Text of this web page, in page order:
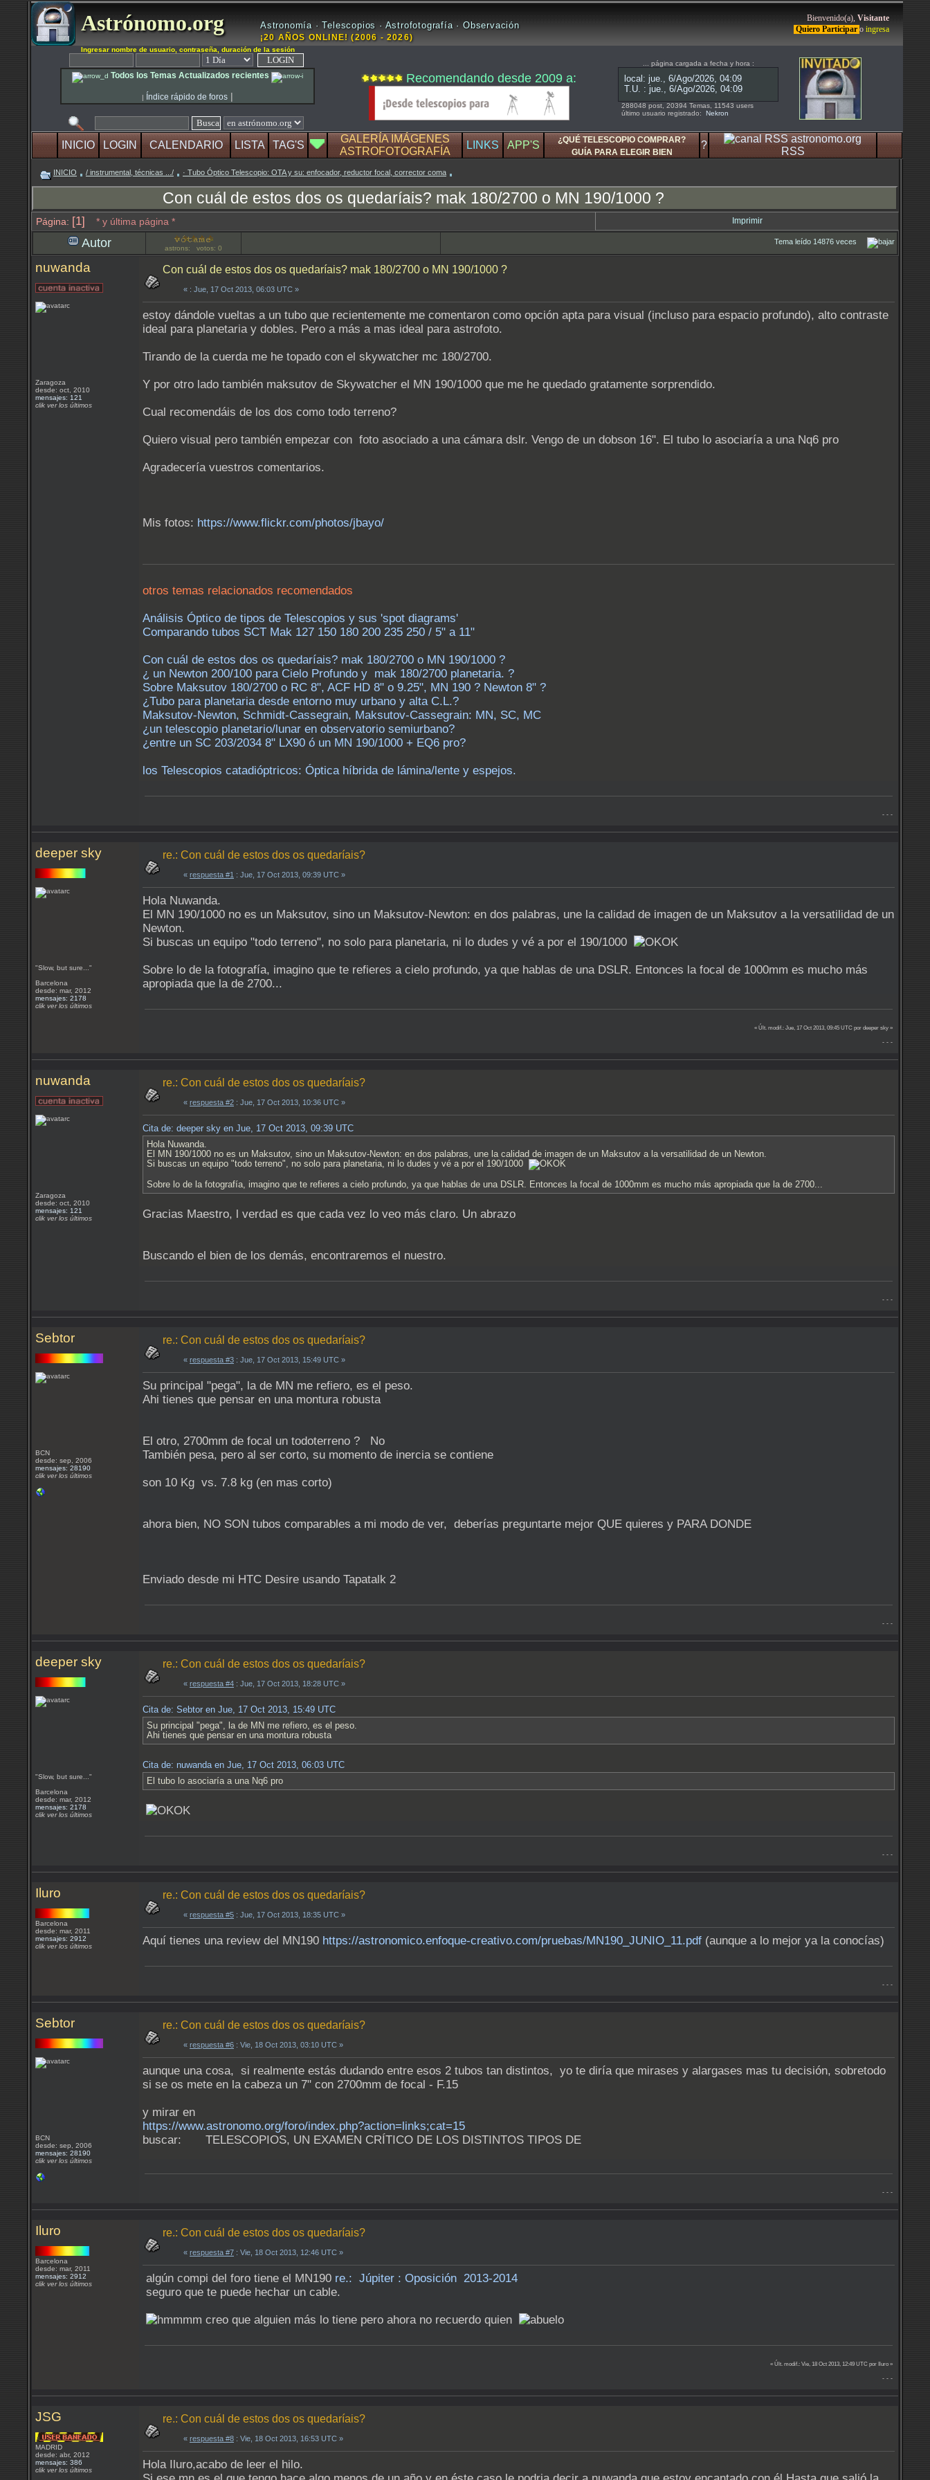
Astrónomo.org Astronomía · Telescopios · Astrofotografía · Observación
¡20 AÑOS ONLINE! (2006 - 2026)
Bienvenido(a), Visitante
Quiero Participar o ingresa
Ingresar nombre de usuario, contraseña, duración de la sesión
Todos los Temas Actualizados recientes
| Índice rápido de foros |
Recomendando desde 2009 a:
... página cargada a fecha y hora :
288048 post, 20394 Temas, 11543 users
último usuario registrado: Nekron
INICIO LOGIN CALENDARIO LISTA TAG'S
GALERÍA IMÁGENES
ASTROFOTOGRAFÍA
LINKS APP'S
¿QUÉ TELESCOPIO COMPRAR?
GUÍA PARA ELEGIR BIEN
?
RSS
INICIO / instrumental, técnicas .../ · Tubo Óptico Telescopio: OTA y su: enfocador, reductor focal, corrector coma
Con cuál de estos dos os quedaríais? mak 180/2700 o MN 190/1000 ?
Página: [1] * y última página * Imprimir
Autor astrons: votos: 0
Tema leído 14876 veces
nuwanda
Zaragoza
desde: oct, 2010
mensajes: 121
clik ver los últimos
Con cuál de estos dos os quedaríais? mak 180/2700 o MN 190/1000 ?
« : Jue, 17 Oct 2013, 06:03 UTC »
estoy dándole vueltas a un tubo que recientemente me comentaron como opción apta para visual (incluso para espacio profundo), alto contraste
ideal para planetaria y dobles. Pero a más a mas ideal para astrofoto.
Tirando de la cuerda me he topado con el skywatcher mc 180/2700.
Y por otro lado también maksutov de Skywatcher el MN 190/1000 que me he quedado gratamente sorprendido.
Cual recomendáis de los dos como todo terreno?
Quiero visual pero también empezar con foto asociado a una cámara dslr. Vengo de un dobson 16". El tubo lo asociaría a una Nq6 pro
Agradecería vuestros comentarios.
Mis fotos: https://www.flickr.com/photos/jbayo/
otros temas relacionados recomendados
Análisis Óptico de tipos de Telescopios y sus 'spot diagrams'
Comparando tubos SCT Mak 127 150 180 200 235 250 / 5" a 11"
Con cuál de estos dos os quedaríais? mak 180/2700 o MN 190/1000 ?
¿ un Newton 200/100 para Cielo Profundo y mak 180/2700 planetaria. ?
Sobre Maksutov 180/2700 o RC 8", ACF HD 8" o 9.25", MN 190 ? Newton 8" ?
¿Tubo para planetaria desde entorno muy urbano y alta C.L.?
Maksutov-Newton, Schmidt-Cassegrain, Maksutov-Cassegrain: MN, SC, MC
¿un telescopio planetario/lunar en observatorio semiurbano?
¿entre un SC 203/2034 8" LX90 ó un MN 190/1000 + EQ6 pro?
los Telescopios catadióptricos: Óptica híbrida de lámina/lente y espejos.
- - -
deeper sky
"Slow, but sure..."
Barcelona
desde: mar, 2012
mensajes: 2178
clik ver los últimos
re.: Con cuál de estos dos os quedaríais?
« respuesta #1 : Jue, 17 Oct 2013, 09:39 UTC »
Hola Nuwanda.
El MN 190/1000 no es un Maksutov, sino un Maksutov-Newton: en dos palabras, une la calidad de imagen de un Maksutov a la versatilidad de un
Newton.
Si buscas un equipo "todo terreno", no solo para planetaria, ni lo dudes y vé a por el 190/1000
Sobre lo de la fotografía, imagino que te refieres a cielo profundo, ya que hablas de una DSLR. Entonces la focal de 1000mm es mucho más
apropiada que la de 2700...
« Últ. modif.: Jue, 17 Oct 2013, 09:45 UTC por deeper sky »
- - -
nuwanda
Zaragoza
desde: oct, 2010
mensajes: 121
clik ver los últimos
re.: Con cuál de estos dos os quedaríais?
« respuesta #2 : Jue, 17 Oct 2013, 10:36 UTC »
Cita de: deeper sky en Jue, 17 Oct 2013, 09:39 UTC
Hola Nuwanda.
El MN 190/1000 no es un Maksutov, sino un Maksutov-Newton: en dos palabras, une la calidad de imagen de un Maksutov a la versatilidad de un Newton.
Si buscas un equipo "todo terreno", no solo para planetaria, ni lo dudes y vé a por el 190/1000
Sobre lo de la fotografía, imagino que te refieres a cielo profundo, ya que hablas de una DSLR. Entonces la focal de 1000mm es mucho más apropiada que la de 2700...
Gracias Maestro, l verdad es que cada vez lo veo más claro. Un abrazo
Buscando el bien de los demás, encontraremos el nuestro.
- - -
Sebtor
BCN
desde: sep, 2006
mensajes: 28190
clik ver los últimos
re.: Con cuál de estos dos os quedaríais?
« respuesta #3 : Jue, 17 Oct 2013, 15:49 UTC »
Su principal "pega", la de MN me refiero, es el peso.
Ahi tienes que pensar en una montura robusta
El otro, 2700mm de focal un todoterreno ? No
También pesa, pero al ser corto, su momento de inercia se contiene
son 10 Kg vs. 7.8 kg (en mas corto)
ahora bien, NO SON tubos comparables a mi modo de ver, deberías preguntarte mejor QUE quieres y PARA DONDE
Enviado desde mi HTC Desire usando Tapatalk 2
- - -
deeper sky
"Slow, but sure..."
Barcelona
desde: mar, 2012
mensajes: 2178
clik ver los últimos
re.: Con cuál de estos dos os quedaríais?
« respuesta #4 : Jue, 17 Oct 2013, 18:28 UTC »
Cita de: Sebtor en Jue, 17 Oct 2013, 15:49 UTC
Su principal "pega", la de MN me refiero, es el peso.
Ahi tienes que pensar en una montura robusta
Cita de: nuwanda en Jue, 17 Oct 2013, 06:03 UTC
El tubo lo asociaría a una Nq6 pro
- - -
Iluro
Barcelona
desde: mar, 2011
mensajes: 2912
clik ver los últimos
re.: Con cuál de estos dos os quedaríais?
« respuesta #5 : Jue, 17 Oct 2013, 18:35 UTC »
Aquí tienes una review del MN190 https://astronomico.enfoque-creativo.com/pruebas/MN190_JUNIO_11.pdf (aunque a lo mejor ya la conocías)
- - -
Sebtor
BCN
desde: sep, 2006
mensajes: 28190
clik ver los últimos
re.: Con cuál de estos dos os quedaríais?
« respuesta #6 : Vie, 18 Oct 2013, 03:10 UTC »
aunque una cosa, si realmente estás dudando entre esos 2 tubos tan distintos, yo te diría que mirases y alargases mas tu decisión, sobretodo
si se os mete en la cabeza un 7" con 2700mm de focal - F.15
y mirar en
https://www.astronomo.org/foro/index.php?action=links;cat=15
buscar: TELESCOPIOS, UN EXAMEN CRÍTICO DE LOS DISTINTOS TIPOS DE
- - -
Iluro
Barcelona
desde: mar, 2011
mensajes: 2912
clik ver los últimos
re.: Con cuál de estos dos os quedaríais?
« respuesta #7 : Vie, 18 Oct 2013, 12:46 UTC »
algún compi del foro tiene el MN190 re.: Júpiter : Oposición 2013-2014
seguro que te puede hechar un cable.
creo que alguien más lo tiene pero ahora no recuerdo quien
« Últ. modif.: Vie, 18 Oct 2013, 12:49 UTC por Iluro »
- - -
JSG
MADRID
desde: abr, 2012
mensajes: 386
clik ver los últimos
re.: Con cuál de estos dos os quedaríais?
« respuesta #8 : Vie, 18 Oct 2013, 16:53 UTC »
Hola Iluro,acabo de leer el hilo.